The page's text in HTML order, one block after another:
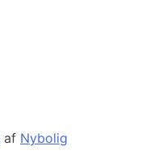
af Nybolig